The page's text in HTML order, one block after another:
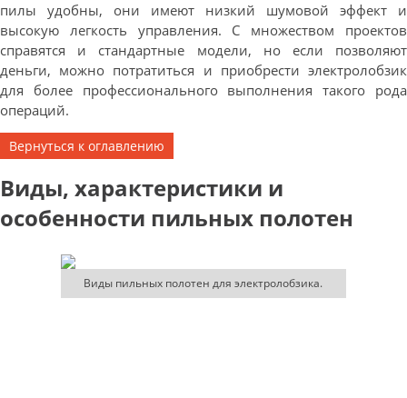
пилы удобны, они имеют низкий шумовой эффект и
высокую легкость управления. С множеством проектов
справятся и стандартные модели, но если позволяют
деньги, можно потратиться и приобрести электролобзик
для более профессионального выполнения такого рода
операций.
Вернуться к оглавлению
Виды, характеристики и
особенности пильных полотен
Виды пильных полотен для электролобзика.